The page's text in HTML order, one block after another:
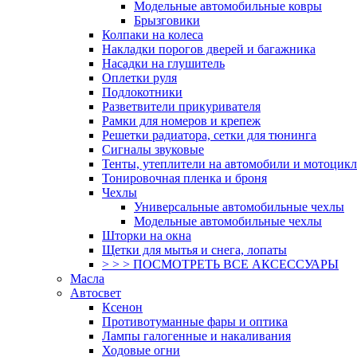
Модельные автомобильные ковры
Брызговики
Колпаки на колеса
Накладки порогов дверей и багажника
Насадки на глушитель
Оплетки руля
Подлокотники
Разветвители прикуривателя
Рамки для номеров и крепеж
Решетки радиатора, сетки для тюнинга
Сигналы звуковые
Тенты, утеплители на автомобили и
Тонировочная пленка и броня
Чехлы
Универсальные автомобильные чехлы
Модельные автомобильные чехлы
Шторки на окна
Щетки для мытья и снега, лопаты
> > > ПОСМОТРЕТЬ ВСЕ АКСЕССУАРЫ
Масла
Автосвет
Ксенон
Противотуманные фары и оптика
Лампы галогенные и накаливания
Ходовые огни